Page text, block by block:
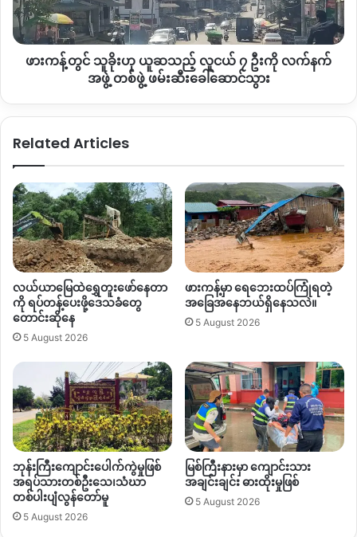
ထို့အတူ စစ်တပ်မှလည်း မတ်လမှ စကာ စစ်ဆင်ရေးနည်းဗျူဟာ
ချိန်းလာသည့်အပြင် မတ်လတွင်ကသာအထက်ပိုင်းသို့ သိသိ
သာသာ စစ်အင်အား တိုးမြင့်လာနေကြောင်း သိရသည်။
Copy URL
သေး
သည့်
လူငယ်
၇
ဖွဲ့
ဆောင်သွား
ဖားကန့်တွင် သူခိုးဟု ယူဆသည့် လူငယ် ၇ ဦးကို လက်နက်
အဖွဲ့ တစ်ဖွဲ့ ဖမ်းဆီးခေါ်ဆောင်သွား
Related Articles
လယ်ယာမြေထဲရွှေတူးဖော်နေတာ
ကို ရပ်တန့်ပေးဖို့ဒေသခံတွေ
တောင်းဆိုနေ
5 August 2026
ဖားကန့်မှာ ရေဘေးထပ်ကြုံရတဲ့
အခြေအနေဘယ်ရှိနေသလဲ။
5 August 2026
ဘုန်းကြီးကျောင်းပေါက်ကွဲမှုဖြစ်
အရပ်သားတစ်ဦးသေ၊သံဃာ
တစ်ပါးပျံလွန်တော်မူ
5 August 2026
မြစ်ကြီးနားမှာ ကျောင်းသား
အချင်းချင်း ဓားထိုးမှုဖြစ်
5 August 2026